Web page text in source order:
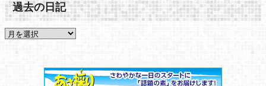
過去の日記